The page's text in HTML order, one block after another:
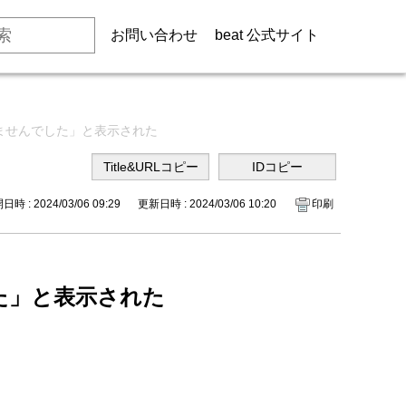
お問い合わせ beat 公式サイト
んでした」と表示された
日時 : 2024/03/06 09:29 更新日時 : 2024/03/06 10:20 印刷
と表示された